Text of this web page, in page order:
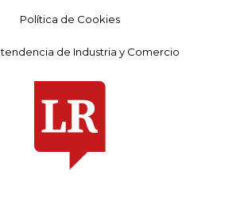
Política de Cookies
de Industria y Comercio